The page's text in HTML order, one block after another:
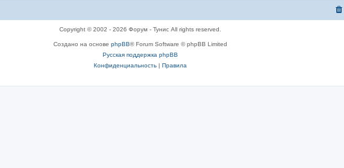
Copyright © 2002 - 2026 Форум - Тунис All rights reserved.
Создано на основе phpBB® Forum Software © phpBB Limited
Русская поддержка phpBB
Конфиденциальность| Правила